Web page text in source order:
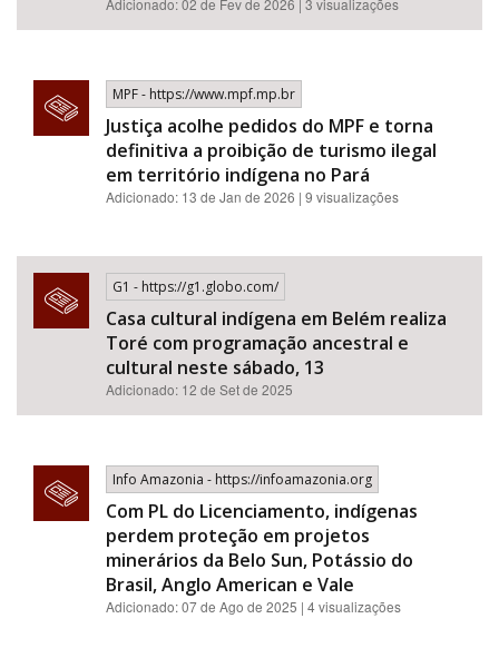
Adicionado: 02 de Fev de 2026 | 3 visualizações
MPF - https://www.mpf.mp.br
Justiça acolhe pedidos do MPF e torna
definitiva a proibição de turismo ilegal
em território indígena no Pará
Adicionado: 13 de Jan de 2026 | 9 visualizações
G1 - https://g1.globo.com/
Casa cultural indígena em Belém realiza
Toré com programação ancestral e
cultural neste sábado, 13
Adicionado: 12 de Set de 2025
Info Amazonia - https://infoamazonia.org
Com PL do Licenciamento, indígenas
perdem proteção em projetos
minerários da Belo Sun, Potássio do
Brasil, Anglo American e Vale
Adicionado: 07 de Ago de 2025 | 4 visualizações